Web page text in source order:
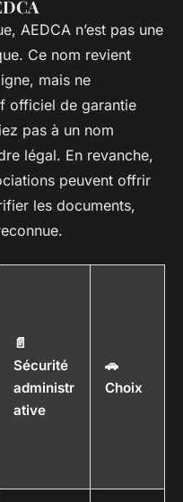
AEDCA n’est pas une
Ce nom revient
mais ne
officiel de garantie
pas à un nom
légal. En revanche,
peuvent offrir
les documents,
📄
Sécurité
administr
ative
🚗
Choix